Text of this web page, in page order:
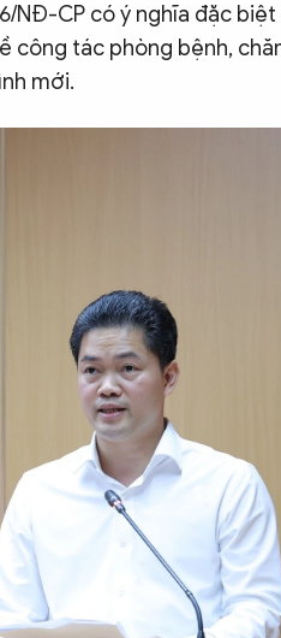
NĐ-CP có ý nghĩa đặc
công tác phòng bệnh,
mới.